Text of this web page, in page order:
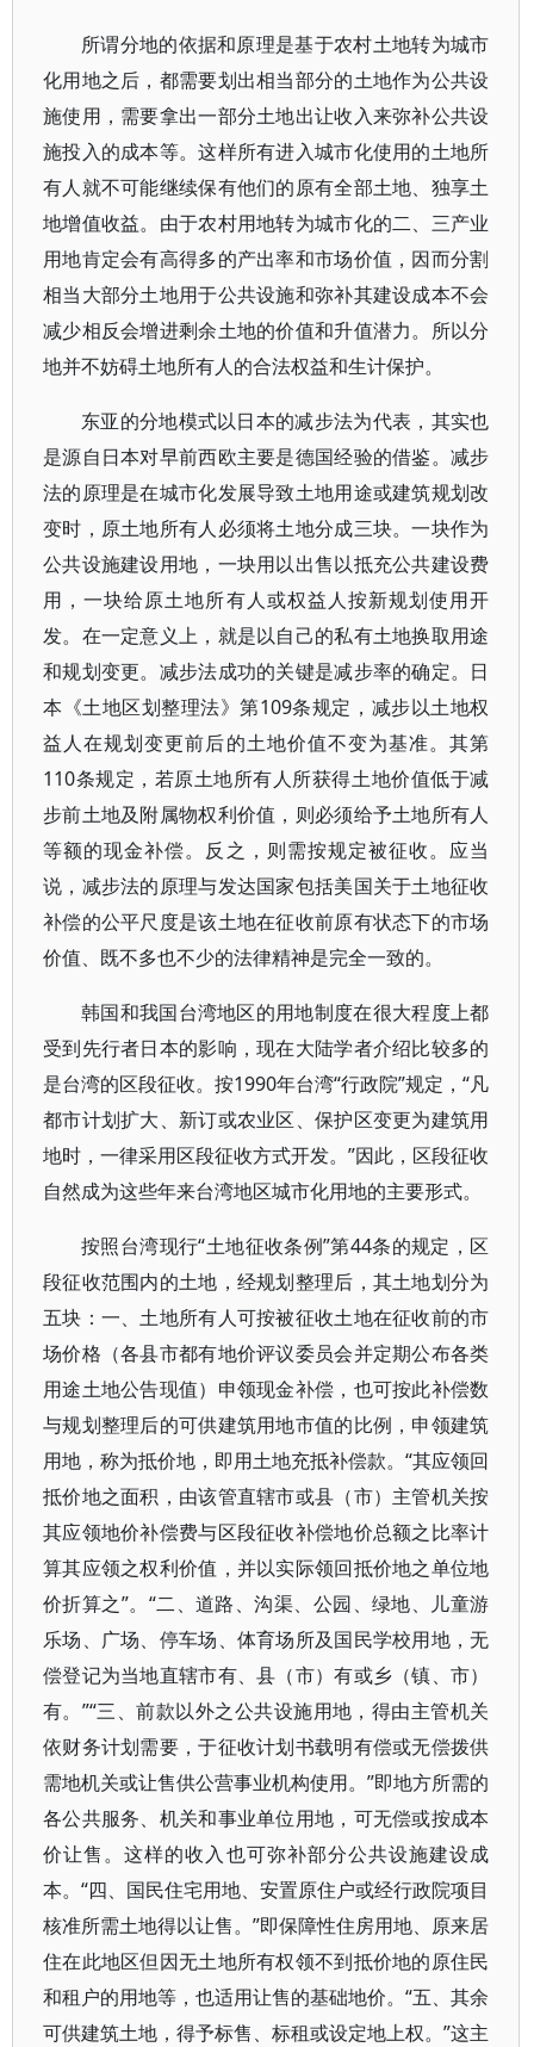
所谓分地的依据和原理是基于农村土地转为城市
化用地之后，都需要划出相当部分的土地作为公共设
施使用，需要拿出一部分土地出让收入来弥补公共设
施投入的成本等。这样所有进入城市化使用的土地所
有人就不可能继续保有他们的原有全部土地、独享土
地增值收益。由于农村用地转为城市化的二、三产业
用地肯定会有高得多的产出率和市场价值，因而分割
相当大部分土地用于公共设施和弥补其建设成本不会
减少相反会增进剩余土地的价值和升值潜力。所以分
地并不妨碍土地所有人的合法权益和生计保护。
东亚的分地模式以日本的减步法为代表，其实也
是源自日本对早前西欧主要是德国经验的借鉴。减步
法的原理是在城市化发展导致土地用途或建筑规划改
变时，原土地所有人必须将土地分成三块。一块作为
公共设施建设用地，一块用以出售以抵充公共建设费
用，一块给原土地所有人或权益人按新规划使用开
发。在一定意义上，就是以自己的私有土地换取用途
和规划变更。减步法成功的关键是减步率的确定。日
本《土地区划整理法》第109条规定，减步以土地权
益人在规划变更前后的土地价值不变为基准。其第
110条规定，若原土地所有人所获得土地价值低于减
步前土地及附属物权利价值，则必须给予土地所有人
等额的现金补偿。反之，则需按规定被征收。应当
说，减步法的原理与发达国家包括美国关于土地征收
补偿的公平尺度是该土地在征收前原有状态下的市场
价值、既不多也不少的法律精神是完全一致的。
韩国和我国台湾地区的用地制度在很大程度上都
受到先行者日本的影响，现在大陆学者介绍比较多的
是台湾的区段征收。按1990年台湾“行政院”规定，“凡
都市计划扩大、新订或农业区、保护区变更为建筑用
地时，一律采用区段征收方式开发。”因此，区段征收
自然成为这些年来台湾地区城市化用地的主要形式。
按照台湾现行“土地征收条例”第44条的规定，区
段征收范围内的土地，经规划整理后，其土地划分为
五块：一、土地所有人可按被征收土地在征收前的市
场价格（各县市都有地价评议委员会并定期公布各类
用途土地公告现值）申领现金补偿，也可按此补偿数
与规划整理后的可供建筑用地市值的比例，申领建筑
用地，称为抵价地，即用土地充抵补偿款。“其应领回
抵价地之面积，由该管直辖市或县（市）主管机关按
其应领地价补偿费与区段征收补偿地价总额之比率计
算其应领之权利价值，并以实际领回抵价地之单位地
价折算之”。“二、道路、沟渠、公园、绿地、儿童游
乐场、广场、停车场、体育场所及国民学校用地，无
偿登记为当地直辖市有、县（市）有或乡（镇、市）
有。”“三、前款以外之公共设施用地，得由主管机关
依财务计划需要，于征收计划书载明有偿或无偿拨供
需地机关或让售供公营事业机构使用。”即地方所需的
各公共服务、机关和事业单位用地，可无偿或按成本
价让售。这样的收入也可弥补部分公共设施建设成
本。“四、国民住宅用地、安置原住户或经行政院项目
核准所需土地得以让售。”即保障性住房用地、原来居
住在此地区但因无土地所有权领不到抵价地的原住民
和租户的用地等，也适用让售的基础地价。“五、其余
可供建筑土地，得予标售、标租或设定地上权。”这主